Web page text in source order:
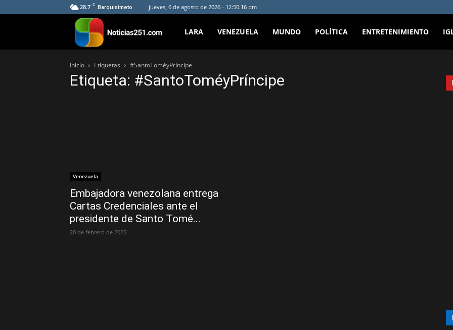
28.7 C Barquisimeto jueves, 6 de agosto de 2026 - 12:50:16 pm
Noticias251
LARA VENEZUELA MUNDO POLÍTICA ENTRETENIMIENTO
Inicio Etiquetas #SantoToméyPríncipe
Etiqueta: #SantoToméyPríncipe
Venezuela
Embajadora venezolana entrega
Cartas Credenciales ante el
presidente de Santo Tomé...
20 de febrero de 2025